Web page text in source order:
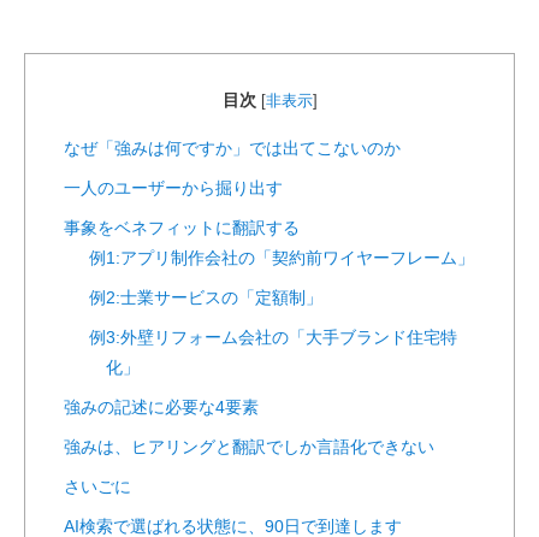
目次 [非表示]
なぜ「強みは何ですか」では出てこないのか
一人のユーザーから掘り出す
事象をベネフィットに翻訳する
例1:アプリ制作会社の「契約前ワイヤーフレーム」
例2:士業サービスの「定額制」
例3:外壁リフォーム会社の「大手ブランド住宅特
化」
強みの記述に必要な4要素
強みは、ヒアリングと翻訳でしか言語化できない
さいごに
AI検索で選ばれる状態に、90日で到達します